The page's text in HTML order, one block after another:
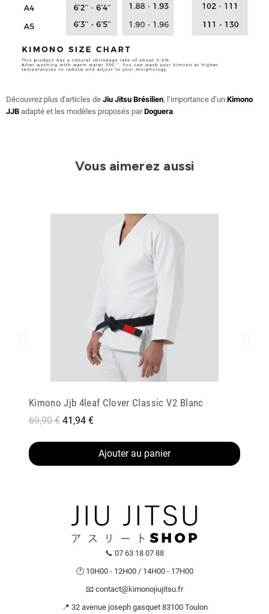
Découvrez plus d'articles de Jiu Jitsu Brésilien, l’importance d’un Kimono
JJB adapté et les modèles proposés parDoguera.
Vous aimerez aussi
Kimono Jjb 4leaf Clover Classic V2 Blanc
69,90 € 41,94 €
Ajouter au panier
📞 07 63 18 07 88
🕐 10H00 - 12H00 / 14H00 - 17H00
📧 contact@kimonojiujitsu.fr
📍 32 avenue joseph gasquet 83100 Toulon